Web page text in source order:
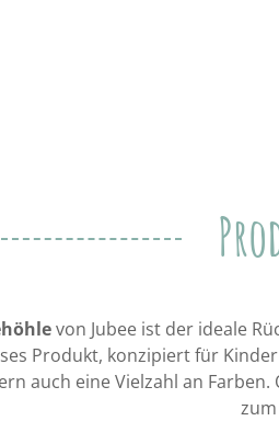
von Jubee ist der ideale
Produkt, konzipiert für
auch eine Vielzahl an